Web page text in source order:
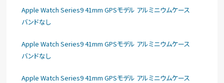
Apple Watch Series9 41mm GPSモデル アルミニウムケース
バンドなし
Apple Watch Series9 41mm GPSモデル アルミニウムケース
バンドなし
Apple Watch Series9 41mm GPSモデル アルミニウムケース